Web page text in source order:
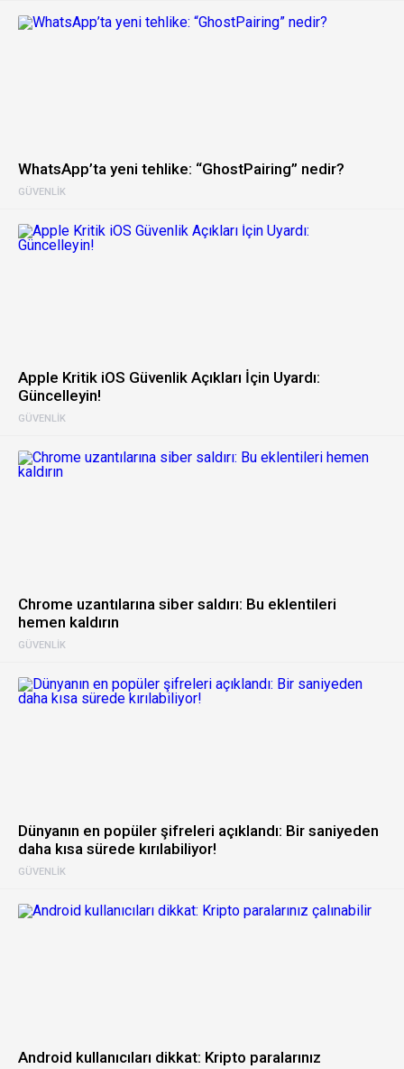
GÜVENLIK
WhatsApp’ta yeni tehlike: “GhostPairing” nedir?
GÜVENLIK
Apple Kritik iOS Güvenlik Açıkları İçin Uyardı:
Güncelleyin!
GÜVENLIK
Chrome uzantılarına siber saldırı: Bu eklentileri
hemen kaldırın
GÜVENLIK
Dünyanın en popüler şifreleri açıklandı: Bir saniyeden
daha kısa sürede kırılabiliyor!
Android kullanıcıları dikkat: Kripto paralarınız